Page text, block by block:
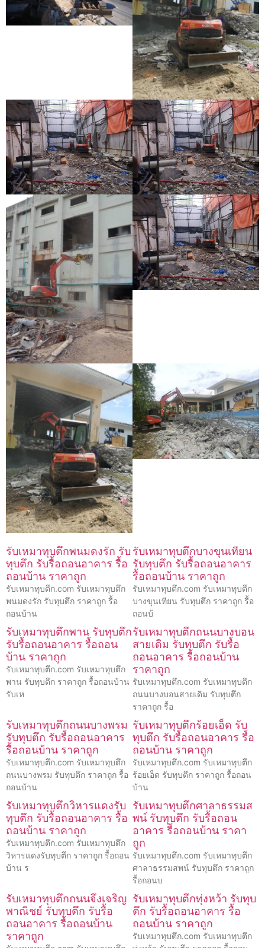
รับเหมาทุบตึกพนมดงรัก รับ
ทุบตึก รับรื้อถอนอาคาร รื้อ
ถอนบ้าน ราคาถูก
รับเหมาทุบตึก.com รับเหมาทุบตึก
พนมดงรัก รับทุบตึก ราคาถูก รื้อ
ถอนบ้าน
รับเหมาทุบตึกบางขุนเทียน
รับทุบตึก รับรื้อถอนอาคาร
รื้อถอนบ้าน ราคาถูก
รับเหมาทุบตึก.com รับเหมาทุบตึก
บางขุนเทียน รับทุบตึก ราคาถูก รื้อ
ถอนบ้
รับเหมาทุบตึกพาน รับทุบตึก
รับรื้อถอนอาคาร รื้อถอน
บ้าน ราคาถูก
รับเหมาทุบตึก.com รับเหมาทุบตึก
พาน รับทุบตึก ราคาถูก รื้อถอนบ้าน
รับเห
รับเหมาทุบตึกถนนบางบอน
สายเดิม รับทุบตึก รับรื้อ
ถอนอาคาร รื้อถอนบ้าน
ราคาถูก
รับเหมาทุบตึก.com รับเหมาทุบตึก
ถนนบางบอนสายเดิม รับทุบตึก
ราคาถูก รื้อ
รับเหมาทุบตึกถนนบางพรม
รับทุบตึก รับรื้อถอนอาคาร
รื้อถอนบ้าน ราคาถูก
รับเหมาทุบตึก.com รับเหมาทุบตึก
ถนนบางพรม รับทุบตึก ราคาถูก รื้อ
ถอนบ้าน
รับเหมาทุบตึกร้อยเอ็ด รับ
ทุบตึก รับรื้อถอนอาคาร รื้อ
ถอนบ้าน ราคาถูก
รับเหมาทุบตึก.com รับเหมาทุบตึก
ร้อยเอ็ด รับทุบตึก ราคาถูก รื้อถอน
บ้าน
รับเหมาทุบตึกวิหารแดงรับ
ทุบตึก รับรื้อถอนอาคาร รื้อ
ถอนบ้าน ราคาถูก
รับเหมาทุบตึก.com รับเหมาทุบตึก
วิหารแดงรับทุบตึก ราคาถูก รื้อถอน
บ้าน ร
รับเหมาทุบตึกศาลาธรรมส
พน์ รับทุบตึก รับรื้อถอน
อาคาร รื้อถอนบ้าน ราคา
ถูก
รับเหมาทุบตึก.com รับเหมาทุบตึก
ศาลาธรรมสพน์ รับทุบตึก ราคาถูก
รื้อถอนบ
รับเหมาทุบตึกถนนจึงเจริญ
พาณิชย์ รับทุบตึก รับรื้อ
ถอนอาคาร รื้อถอนบ้าน
ราคาถูก
รับเหมาทุบตึกทุ่งหว้า รับทุบ
ตึก รับรื้อถอนอาคาร รื้อ
ถอนบ้าน ราคาถูก
รับเหมาทุบตึก.com รับเหมาทุบตึก